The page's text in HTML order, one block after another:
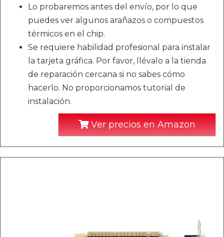
Lo probaremos antes del envío, por lo que
puedes ver algunos arañazos o compuestos
térmicos en el chip.
Se requiere habilidad profesional para instalar
la tarjeta gráfica. Por favor, llévalo a la tienda
de reparación cercana si no sabes cómo
hacerlo. No proporcionamos tutorial de
instalación.
Ver precios en Amazon